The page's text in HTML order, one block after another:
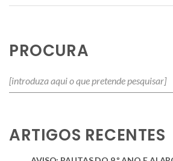
PROCURA
ARTIGOS RECENTES